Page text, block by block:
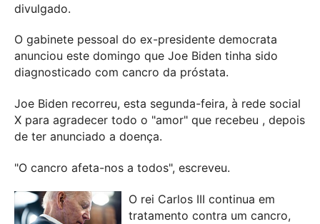
divulgado.
O gabinete pessoal do ex-presidente democrata
anunciou este domingo que Joe Biden tinha sido
diagnosticado com cancro da próstata.
Joe Biden recorreu, esta segunda-feira, à rede social
X para agradecer todo o "amor" que recebeu , depois
de ter anunciado a doença.
"O cancro afeta-nos a todos", escreveu.
O rei Carlos III continua em
tratamento contra um cancro,